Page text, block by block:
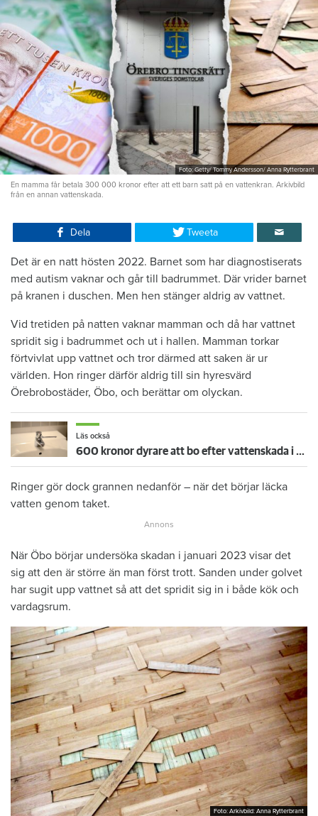
Foto: Getty/ Tommy Andersson/ Anna Rytterbrant
En mamma får betala 300 000 kronor efter att ett barn satt på en vattenkran. Arkivbild
från en annan vattenskada.
Dela Tweeta
Det är en natt hösten 2022. Barnet som har diagnostiserats
med autism vaknar och går till badrummet. Där vrider barnet
på kranen i duschen. Men hen stänger aldrig av vattnet.
Vid tretiden på natten vaknar mamman och då har vattnet
spridit sig i badrummet och ut i hallen. Mamman torkar
förtvivlat upp vattnet och tror därmed att saken är ur
världen. Hon ringer därför aldrig till sin hyresvärd
Örebrobostäder, Öbo, och berättar om olyckan.
Läs också
600 kronor dyrare att bo efter vattenskada i Varberg
Ringer gör dock grannen nedanför – när det börjar läcka
vatten genom taket.
När Öbo börjar undersöka skadan i januari 2023 visar det
sig att den är större än man först trott. Sanden under golvet
har sugit upp vattnet så att det spridit sig in i både kök och
vardagsrum.
Foto: Arkivbild: Anna Rytterbrant
Foto: Arkivbild: Anna Rytterbrant